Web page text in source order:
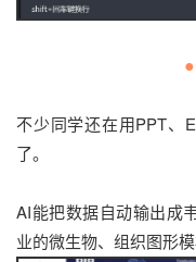
不少同学还在用PPT、
了。
AI能把数据自动输出成
业的微生物、组织图形